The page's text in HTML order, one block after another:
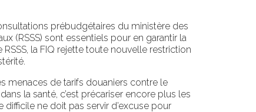
prébudgétaires du ministère des
(RSSS) sont essentiels pour en garantir la
la FIQ rejette toute nouvelle restriction
menaces de tarifs douaniers contre le
la santé, c’est précariser encore plus les
ne doit pas servir d’excuse pour